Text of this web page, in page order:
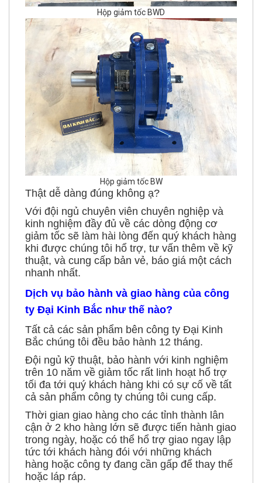
Hộp giảm tốc BWD
Hộp giảm tốc BW
Thật dễ dàng đúng không ạ?
Với đội ngủ chuyên viên chuyên nghiệp và
kinh nghiệm đầy đủ về các dòng động cơ
giảm tốc sẽ làm hài lòng đến quý khách hàng
khi được chúng tôi hổ trợ, tư vấn thêm về kỹ
thuật, và cung cấp bản vẻ, báo giá một cách
nhanh nhất.
Dịch vụ bảo hành và giao hàng của công
ty Đại Kinh Bắc như thế nào?
Tất cả các sản phẩm bên công ty Đại Kinh
Bắc chúng tôi đều bảo hành 12 tháng.
Đội ngủ kỹ thuật, bảo hành với kinh nghiệm
trên 10 năm về giảm tốc rất linh hoạt hổ trợ
tối đa tới quý khách hàng khi có sự cố về tất
cả sản phẩm công ty chúng tôi cung cấp.
Thời gian giao hàng cho các tỉnh thành lân
cận ở 2 kho hàng lớn sẽ được tiến hành giao
trong ngày, hoặc có thể hổ trợ giao ngay lập
tức tới khách hàng đói với những khách
hàng hoặc công ty đang cần gấp để thay thế
hoặc láp ráp.